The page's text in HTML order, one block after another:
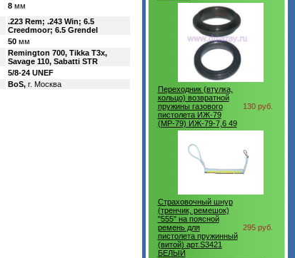
8 мм
.223 Rem; .243 Win; 6.5
Creedmoor; 6.5 Grendel
50мм
Remington 700, Tikka T3x,
Savage 110, Sabatti STR
5/8-24 UNEF
BoS,г. Москва
Переходник (втулка,
кольцо) возвратной
пружины газового
пистолета ИЖ-79
(MP-79) ИЖ-79-7,6 49
130 руб.
Страховочный шнур
(тренчик, ремешок)
"555" на поясной
ремень для
пистолета пружинный
(витой) арт.S3421
БЕЛЫЙ
295 руб.